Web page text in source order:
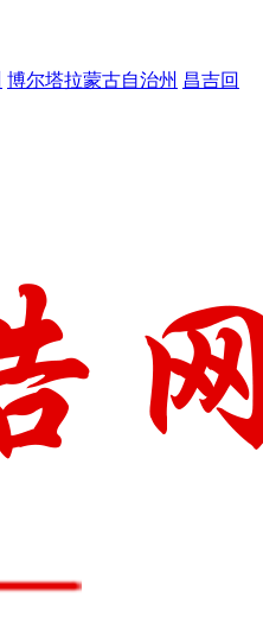
博尔塔拉蒙古自治州 昌吉回